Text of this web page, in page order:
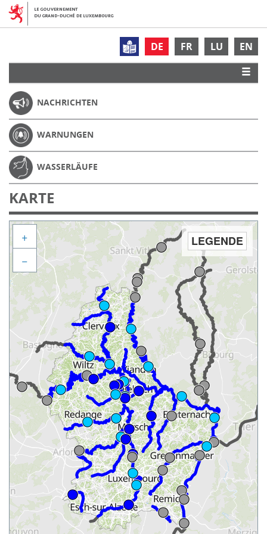
DE FR LU EN
NACHRICHTEN
WARNUNGEN
WASSERLÄUFE
KARTE
LEGENDE
+
−